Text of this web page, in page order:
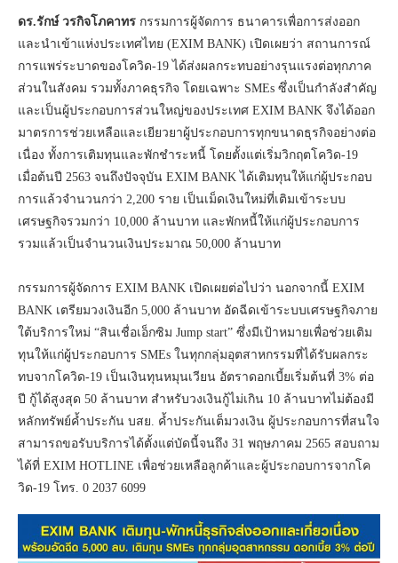
ดร.รักษ์ วรกิจโภคาทร กรรมการผู้จัดการ ธนาคารเพื่อการส่งออก
และนำเข้าแห่งประเทศไทย (EXIM BANK) เปิดเผยว่า สถานการณ์
การแพร่ระบาดของโควิด-19 ได้ส่งผลกระทบอย่างรุนแรงต่อทุกภาค
ส่วนในสังคม รวมทั้งภาคธุรกิจ โดยเฉพาะ SMEs ซึ่งเป็นกำลังสำคัญ
และเป็นผู้ประกอบการส่วนใหญ่ของประเทศ EXIM BANK จึงได้ออก
มาตรการช่วยเหลือและเยียวยาผู้ประกอบการทุกขนาดธุรกิจอย่างต่อ
เนื่อง ทั้งการเติมทุนและพักชำระหนี้ โดยตั้งแต่เริ่มวิกฤตโควิด-19
เมื่อต้นปี 2563 จนถึงปัจจุบัน EXIM BANK ได้เติมทุนให้แก่ผู้ประกอบ
การแล้วจำนวนกว่า 2,200 ราย เป็นเม็ดเงินใหม่ที่เติมเข้าระบบ
เศรษฐกิจรวมกว่า 10,000 ล้านบาท และพักหนี้ให้แก่ผู้ประกอบการ
รวมแล้วเป็นจำนวนเงินประมาณ 50,000 ล้านบาท
กรรมการผู้จัดการ EXIM BANK เปิดเผยต่อไปว่า นอกจากนี้ EXIM
BANK เตรียมวงเงินอีก 5,000 ล้านบาท อัดฉีดเข้าระบบเศรษฐกิจภาย
ใต้บริการใหม่ “สินเชื่อเอ็กซิม Jump start” ซึ่งมีเป้าหมายเพื่อช่วยเติม
ทุนให้แก่ผู้ประกอบการ SMEs ในทุกกลุ่มอุตสาหกรรมที่ได้รับผลกระ
ทบจากโควิด-19 เป็นเงินทุนหมุนเวียน อัตราดอกเบี้ยเริ่มต้นที่ 3% ต่อ
ปี กู้ได้สูงสุด 50 ล้านบาท สำหรับวงเงินกู้ไม่เกิน 10 ล้านบาทไม่ต้องมี
หลักทรัพย์ค้ำประกัน บสย. ค้ำประกันเต็มวงเงิน ผู้ประกอบการที่สนใจ
สามารถขอรับบริการได้ตั้งแต่บัดนี้จนถึง 31 พฤษภาคม 2565 สอบถาม
ได้ที่ EXIM HOTLINE เพื่อช่วยเหลือลูกค้าและผู้ประกอบการจากโค
วิด-19 โทร. 0 2037 6099